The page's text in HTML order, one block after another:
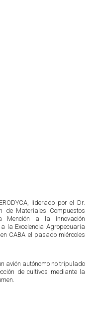
liderado por el Dr.
de Materiales Compuestos
Mención a la Innovación
la Excelencia Agropecuaria
CABA el pasado miércoles
avión autónomo no tripulado
de cultivos mediante la